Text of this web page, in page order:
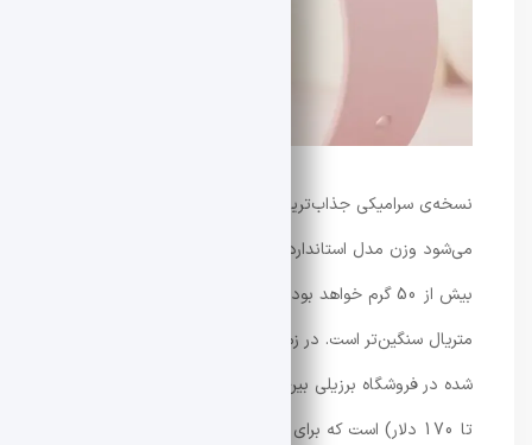
نسخه‌ی سرامیکی جذاب‌ترین بخش این افشاگری است. گفته
بیش از 50 گرم خواهد بود که نشان‌دهنده‌ی استفاده از
متریال سنگین‌تر است. در زمینه‌ی قیمت‌گذاری، ارقام ثبت
تا 170 دلار) است که برای این رده‌ی محصولی بسیار بالا به